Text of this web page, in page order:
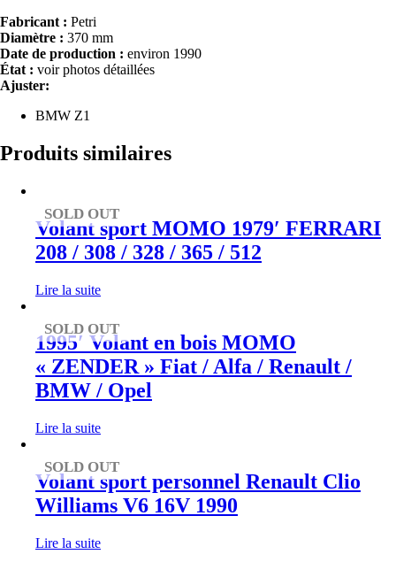
Fabricant : Petri
Diamètre : 370 mm
Date de production : environ 1990
État : voir photos détaillées
Ajuster:
BMW Z1
Produits similaires
SOLD OUT
Volant sport MOMO 1979′ FERRARI
208 / 308 / 328 / 365 / 512
Lire la suite
SOLD OUT
1995′ Volant en bois MOMO
« ZENDER » Fiat / Alfa / Renault /
BMW / Opel
Lire la suite
SOLD OUT
Volant sport personnel Renault Clio
Williams V6 16V 1990
Lire la suite